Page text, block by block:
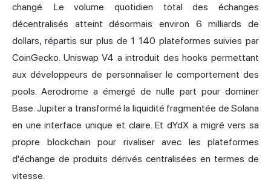
changé. Le volume quotidien total des échanges
décentralisés atteint désormais environ 6 milliards de
dollars, répartis sur plus de 1 140 plateformes suivies par
CoinGecko. Uniswap V4 a introduit des hooks permettant
aux développeurs de personnaliser le comportement des
pools. Aerodrome a émergé de nulle part pour dominer
Base. Jupiter a transformé la liquidité fragmentée de Solana
en une interface unique et claire. Et dYdX a migré vers sa
propre blockchain pour rivaliser avec les plateformes
d'échange de produits dérivés centralisées en termes de
vitesse.